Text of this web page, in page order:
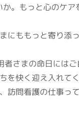
。もっと心のケ
にももっと寄り添
さまの命日には
を快く迎え入れて
訪問看護の仕事っ